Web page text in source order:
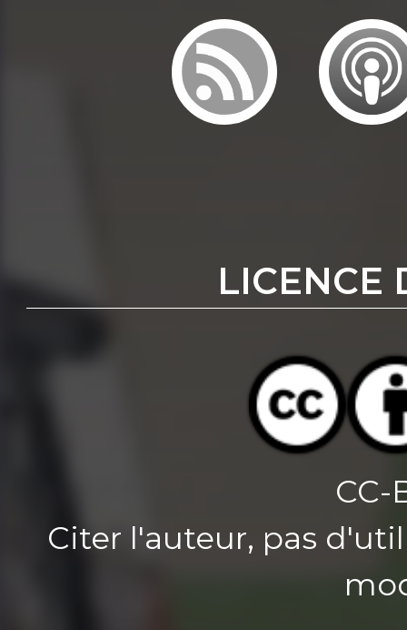
LICENCE
CC-
Citer l'auteur, pas